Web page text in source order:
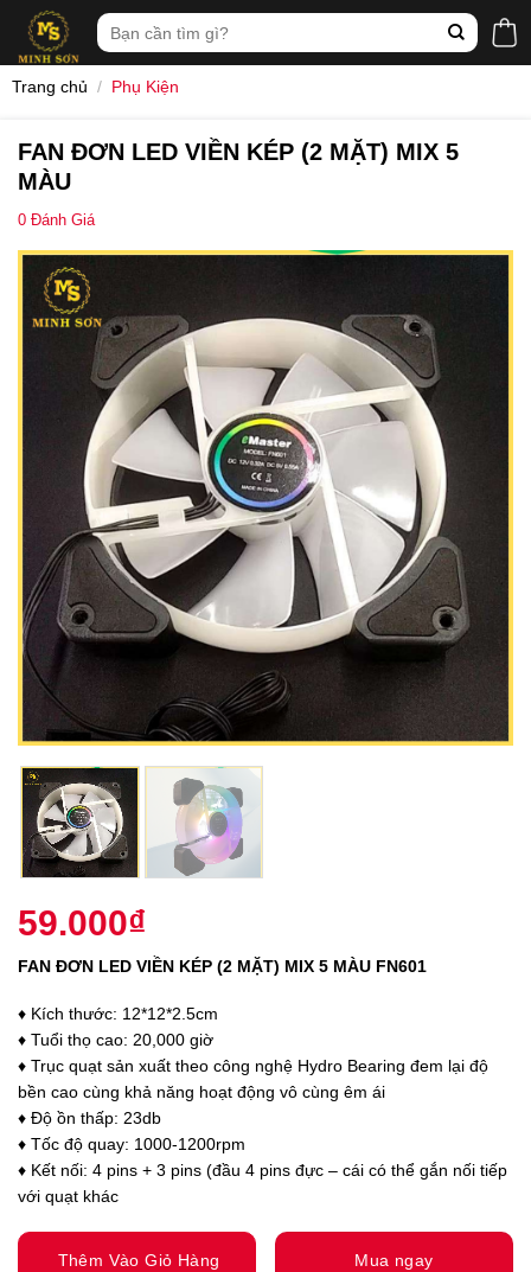
content
Tìm
kiếm:
Trang chủ / Phụ Kiện
FAN ĐƠN LED VIỀN KÉP (2 MẶT) MIX 5
MÀU
0 Đánh Giá
59.000₫
FAN ĐƠN LED VIỀN KÉP (2 MẶT) MIX 5 MÀU FN601
♦ Kích thước: 12*12*2.5cm
♦ Tuổi thọ cao: 20,000 giờ
♦ Trục quạt sản xuất theo công nghệ Hydro Bearing đem lại độ
bền cao cùng khả năng hoạt động vô cùng êm ái
♦ Độ ồn thấp: 23db
♦ Tốc độ quay: 1000-1200rpm
♦ Kết nối: 4 pins + 3 pins (đầu 4 pins đực – cái có thể gắn nối tiếp
với quạt khác
Thêm Vào Giỏ Hàng Mua ngay